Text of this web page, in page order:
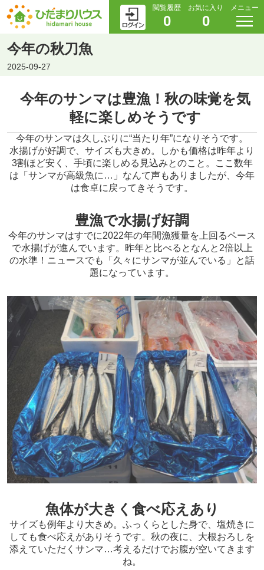
閲覧履歴
0
お気に入り
0
メニュー
今年の秋刀魚
2025-09-27
今年のサンマは豊漁！秋の味覚を気
軽に楽しめそうです
今年のサンマは久しぶりに“当たり年”になりそうです。
水揚げが好調で、サイズも大きめ。しかも価格は昨年より
3割ほど安く、手頃に楽しめる見込みとのこと。ここ数年
は「サンマが高級魚に…」なんて声もありましたが、今年
は食卓に戻ってきそうです。
豊漁で水揚げ好調
今年のサンマはすでに2022年の年間漁獲量を上回るペース
で水揚げが進んでいます。昨年と比べるとなんと2倍以上
の水準！ニュースでも「久々にサンマが並んでいる」と話
題になっています。
魚体が大きく食べ応えあり
サイズも例年より大きめ。ふっくらとした身で、塩焼きに
しても食べ応えがありそうです。秋の夜に、大根おろしを
添えていただくサンマ…考えるだけでお腹が空いてきます
ね。